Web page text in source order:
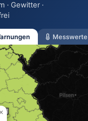
· Gewitter ·
Messwerte
×